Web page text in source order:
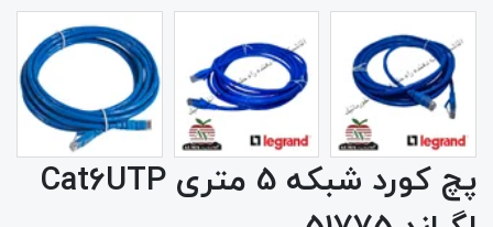
پچ کورد شبکه 5 متری Cat6UTP